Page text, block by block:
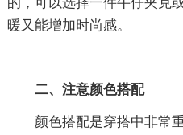
暖又能增加时尚感。
二、注意颜色搭配
颜色搭配是穿搭中非常